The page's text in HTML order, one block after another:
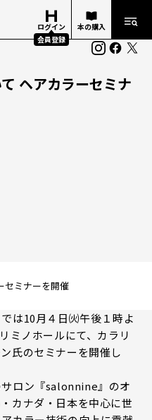
ログイン
会員登録
本の購入
ヘアカラーセミナ
セミナーを開催
は10月４日㈫午後１時よ
ミノホールにて、カラリ
氏のセミナーを開催し
ロン『salonnine』のオ
カナダ・日本を中心に世